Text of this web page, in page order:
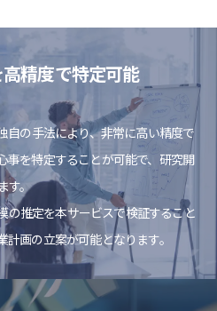
精度で特定可能
自の手法により、非常に高い精度で
事を特定することが可能で、研究開
す。
の推定を本サービスで検証すること
画の立案が可能となります。